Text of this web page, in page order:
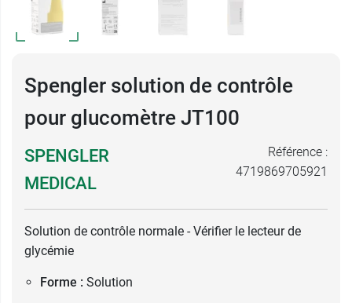
Spengler solution de contrôle
pour glucomètre JT100
SPENGLER
MEDICAL
Référence :
4719869705921
Solution de contrôle normale - Vérifier le lecteur de
glycémie
Forme : Solution